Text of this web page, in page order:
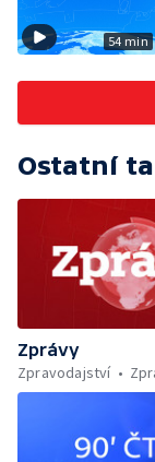
54 min
Ostatní
Zprávy
Zpravodajství